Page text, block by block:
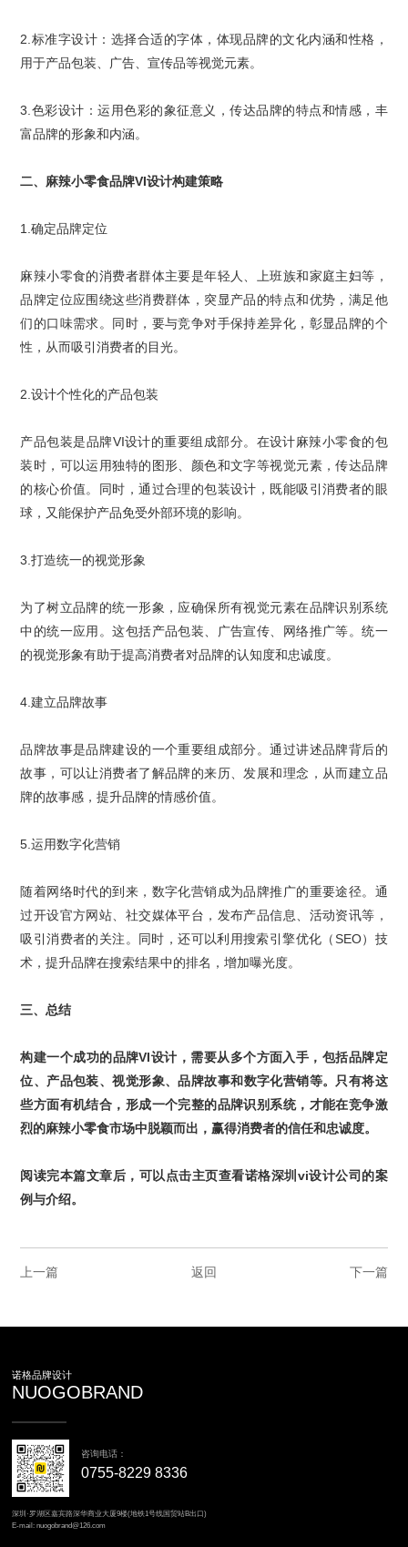
2. 标准字设计：选择合适的字体，体现品牌的文化内涵和性格，
用于产品包装、广告、宣传品等视觉元素。
3. 色彩设计 ：运用色彩的象征意义，传达品牌的特点和情感，丰
富品牌的形象和内涵。
二、 麻辣小零食品牌VI设计构建策略
1.确定品牌定位
麻辣小零食的消费者群体主要是年轻人、上班族和家庭主妇等，
品牌定位应围绕这些消费群体，突显产品的特点和优势，满足他
们的口味需求。同时，要与竞争对手保持差异化，彰显品牌的个
性，从而吸引消费者的目光。
2.设计个性化的产品包装
产品包装是品牌VI设计的重要组成部分。在设计麻辣小零食的包
装时，可以运用独特的图形、颜色和文字等视觉元素，传达品牌
的核心价值。同时，通过合理的包装设计，既能吸引消费者的眼
球，又能保护产品免受外部环境的影响。
3.打造统一的视觉形象
为了树立品牌的统一形象，应确保所有视觉元素在品牌识别系统
中的统一应用。这包括产品包装 、广告宣传、网络推广等。统一
的视觉形象有助于提高消费者对品牌的认知度和忠诚度。
4.建立品牌故事
品牌故事是品牌建设的一个重要组成部分。通过讲述品牌背后的
故事，可以让消费者了解品牌的来历、发展和理念，从而建立品
牌的故事感，提升品牌的情感价值。
5.运用数字化营销
随着网络时代的到来， 数字化营销成为品牌推广的重要途径。通
过开设官方网站、社交媒体平台，发布产品信息、活动资讯等，
吸引消费者的关注。同时，还可以利用搜索引擎优化（SEO）技
术，提升品牌在搜索结果中的排名，增加曝光度。
三、总结
构建一个成功的品牌VI设计 ，需要从多个方面入手，包括品牌定
位、 产品包装、视觉形象、品牌故事和数字化营销等。只有将这
些方面有机结合，形成一个完整的品牌识别系统，才能在竞争激
烈的麻辣小零食市场中脱颖而出，赢得消费者的信任和忠诚度。
阅读完本篇文章后，可以 点击主页查看诺格深圳vi设计公司的案
例与介绍。
上一篇 下一篇
返回
诺格品牌设计
NUOGOBRAND
咨询电话：
0755-8229 8336
深圳·罗湖区嘉宾路深华商业大厦9楼(地铁1号线国贸站B出口)
E-mail: nuogobrand@126.com